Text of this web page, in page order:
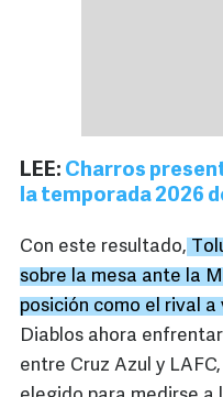
LEE: Charros
la temporada 2026
Con este resultado,
sobre la mesa ante la
posición como el rival a
Diablos ahora
entre Cruz Azul y